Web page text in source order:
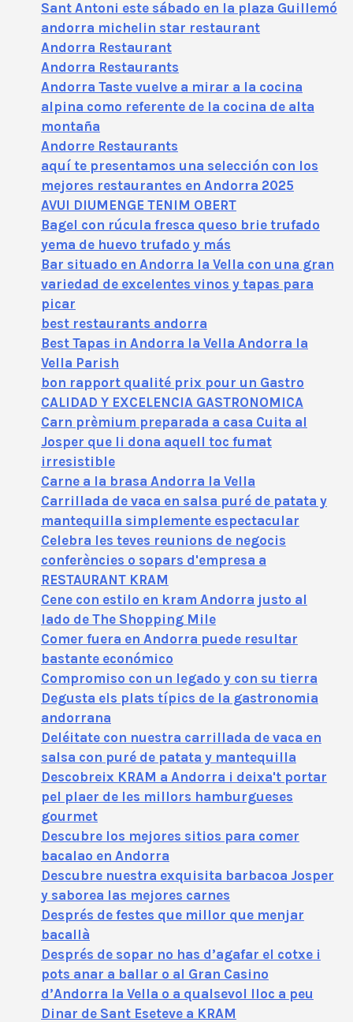
Sant Antoni este sábado en la plaza Guillemó
andorra michelin star restaurant
Andorra Restaurant
Andorra Restaurants
Andorra Taste vuelve a mirar a la cocina
alpina como referente de la cocina de alta
montaña
Andorre Restaurants
aquí te presentamos una selección con los
mejores restaurantes en Andorra 2025
AVUI DIUMENGE TENIM OBERT
Bagel con rúcula fresca queso brie trufado
yema de huevo trufado y más
Bar situado en Andorra la Vella con una gran
variedad de excelentes vinos y tapas para
picar
best restaurants andorra
Best Tapas in Andorra la Vella Andorra la
Vella Parish
bon rapport qualité prix pour un Gastro
CALIDAD Y EXCELENCIA GASTRONOMICA
Carn prèmium preparada a casa Cuita al
Josper que li dona aquell toc fumat
irresistible
Carne a la brasa Andorra la Vella
Carrillada de vaca en salsa puré de patata y
mantequilla simplemente espectacular
Celebra les teves reunions de negocis
conferències o sopars d'empresa a
RESTAURANT KRAM
Cene con estilo en kram Andorra justo al
lado de The Shopping Mile
Comer fuera en Andorra puede resultar
bastante económico
Compromiso con un legado y con su tierra
Degusta els plats típics de la gastronomia
andorrana
Deléitate con nuestra carrillada de vaca en
salsa con puré de patata y mantequilla
Descobreix KRAM a Andorra i deixa't portar
pel plaer de les millors hamburgueses
gourmet
Descubre los mejores sitios para comer
bacalao en Andorra
Descubre nuestra exquisita barbacoa Josper
y saborea las mejores carnes
Després de festes que millor que menjar
bacallà
Després de sopar no has d’agafar el cotxe i
pots anar a ballar o al Gran Casino
d’Andorra la Vella o a qualsevol lloc a peu
Dinar de Sant Eseteve a KRAM